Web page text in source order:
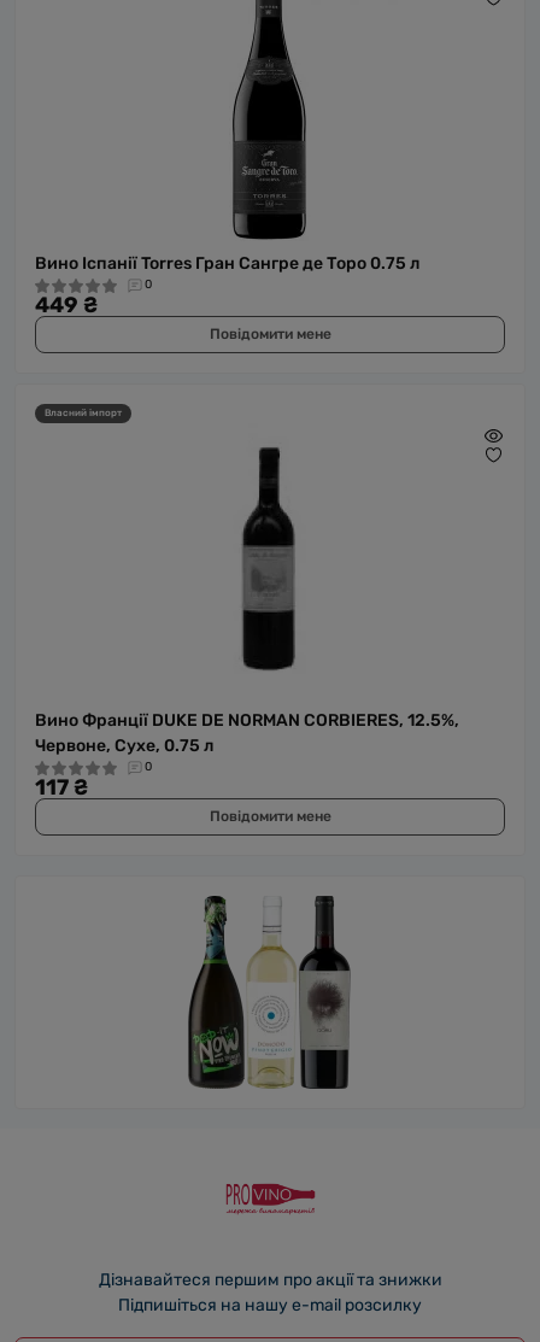
Вино Іспанії Torres Гран Сангре де Торо 0.75 л
0
449 ₴
Повідомити мене
Власний імпорт
Вино Франції DUKE DE NORMAN CORBIERES, 12.5%,
Червоне, Сухе, 0.75 л
0
117 ₴
Повідомити мене
Дізнавайтеся першим про акції та знижки
Підпишіться на нашу e-mail розсилку